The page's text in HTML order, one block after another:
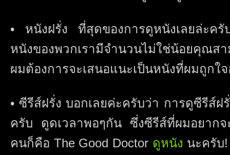
• หนังฝรั่ง ที่สุดของการดูหนังเลยล่ะค
หนังของพวกเรามีจำนวนไม่ใช่น้อยคุณส
ผมต้องการจะเสนอแนะเป็นหนังที่ผมถูกใจ
• ซีรีส์ฝรั่ง บอกเลยค่ะครับว่า การดูซีรีส์ฝ
ครับ ดูดเวลาพอๆกัน ซึ่งซีรีส์ที่ผมอยากจ
คนก็คือ The Good Doctor ดูหนัง นะครับ